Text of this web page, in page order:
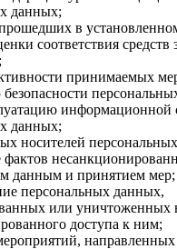
данных;
в
соответствия
принимаемых
информационной
данных;
носителей
данным и принятием мер;
персональных данных,
или уничтоженных
доступа к ним;